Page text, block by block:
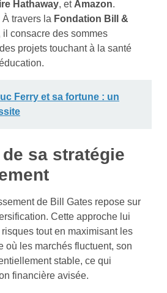
Hathaway, et Amazon.
À travers la Fondation Bill &
il consacre des sommes
projets touchant à la santé
Ferry et sa fortune : un
sa stratégie
de Bill Gates repose sur
Cette approche lui
risques tout en maximisant les
où les marchés fluctuent, son
stable, ce qui
financière avisée.